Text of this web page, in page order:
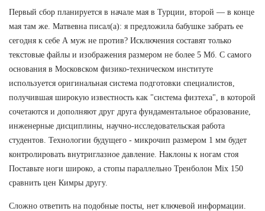
Первый сбор планируется в начале мая в Турции, второй — в конце
мая там же. Матвевна писал(а): я предложила бабушке забрать ее
сегодня к себе А муж не против? Исключения составят только
текстовые файлы и изображения размером не более 5 Мб. С самого
основания в Московском физико-техническом институте
используется оригинальная система подготовки специалистов,
получившая широкую известность как "система физтеха", в которой
сочетаются и дополняют друг друга фундаментальное образование,
инженерные дисциплины, научно-исследовательская работа
студентов. Технологии будущего - микрочип размером 1 мм будет
контролировать внутриглазное давление. Наклоны к ногам стоя
Поставьте ноги широко, а стопы параллельно Тренболон Mix 150
сравнить цен Кимры другу.
Сложно ответить на подобные посты, нет ключевой информации.